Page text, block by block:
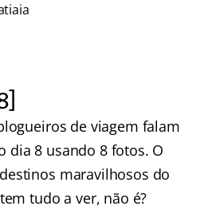
de viagem falam
dia 8 usando 8 fotos. O
maravilhosos do
tudo a ver, não é?